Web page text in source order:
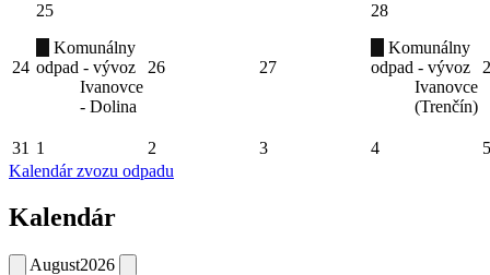
24
25
Komunálny
odpad - vývoz
Ivanovce
- Dolina
26 27
28
Komunálny
odpad - vývoz
Ivanovce
(Trenčín)
31 1 2 3 4
5
Kalendár zvozu odpadu
Kalendár
August2026